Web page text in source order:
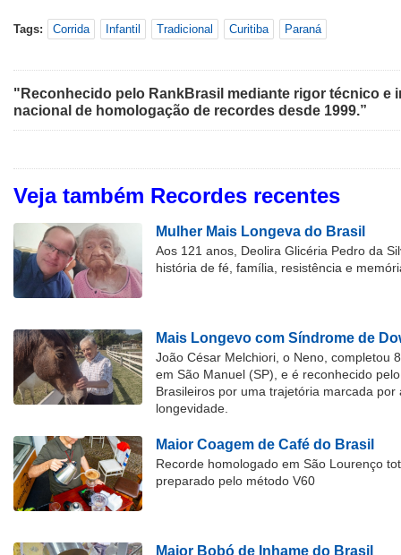
Tags: Corrida Infantil Tradicional Curitiba Paraná
"Reconhecido pelo RankBrasil mediante rigor técnico e
nacional de homologação de recordes desde 1999.”
Veja também Recordes recentes
Mulher Mais Longeva do Brasil
Aos 121 anos, Deolira Glicéria Pedro da
história de fé, família, resistência e
Mais Longevo com Síndrome de
João César Melchiori, o Neno, completou
em São Manuel (SP), e é reconhecido
Brasileiros por uma trajetória marcada por
longevidade.
Maior Coagem de Café do Brasil
Recorde homologado em São Lourenço
preparado pelo método V60
Maior Bobó de Inhame do Brasil